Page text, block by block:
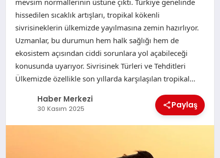
TEKNOLOJI
hissedilen sıcaklık artışları, tropikal kökenli
sivrisineklerin ülkemizde yayılmasına zemin hazırlıyor.
Uzmanlar, bu durumun hem halk sağlığı hem de
ekosistem açısından ciddi sorunlara yol açabileceği
konusunda uyarıyor. Sivrisinek Türleri ve Tehditleri
Ülkemizde özellikle son yıllarda karşılaşılan tropikal…
Haber Merkezi
30 Kasım 2025 Paylaş